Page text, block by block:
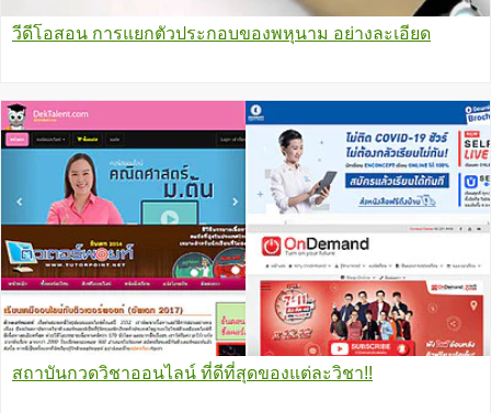
วีดีโอสอน การแยกตัวประกอบของพหุนาม อย่างละเอียด
สถาบันกวดวิชาออนไลน์ ที่ดีที่สุดของแต่ละวิชา!!